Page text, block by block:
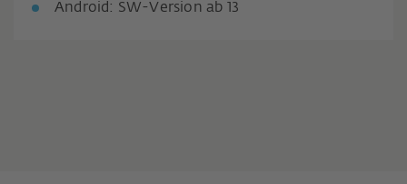
Android: SW-Version ab 13